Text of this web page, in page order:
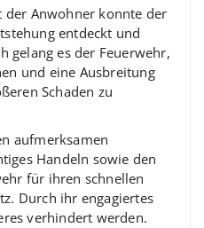
der Anwohner konnte der
entdeckt und
gelang es der Feuerwehr,
und eine Ausbreitung
Schaden zu
aufmerksamen
Handeln sowie den
für ihren schnellen
Durch ihr engagiertes
verhindert werden.